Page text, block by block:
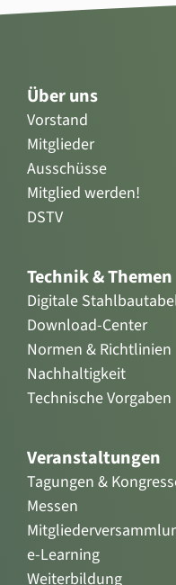
Über uns
Vorstand
Mitglieder
Ausschüsse
Mitglied werden!
DSTV
Technik & Themen
Digitale
Download-Center
Normen & Richtlinien
Nachhaltigkeit
Technische Vorgaben
Veranstaltungen
Tagungen &
Messen
e-Learning
Weiterbildung